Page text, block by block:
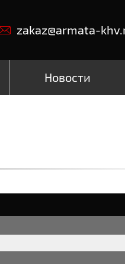
zakaz@armata-
Новости